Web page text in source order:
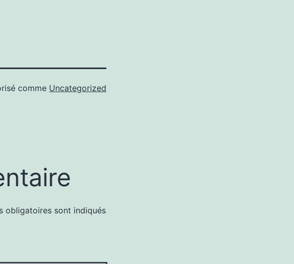
comme Uncategorized
obligatoires sont indiqués